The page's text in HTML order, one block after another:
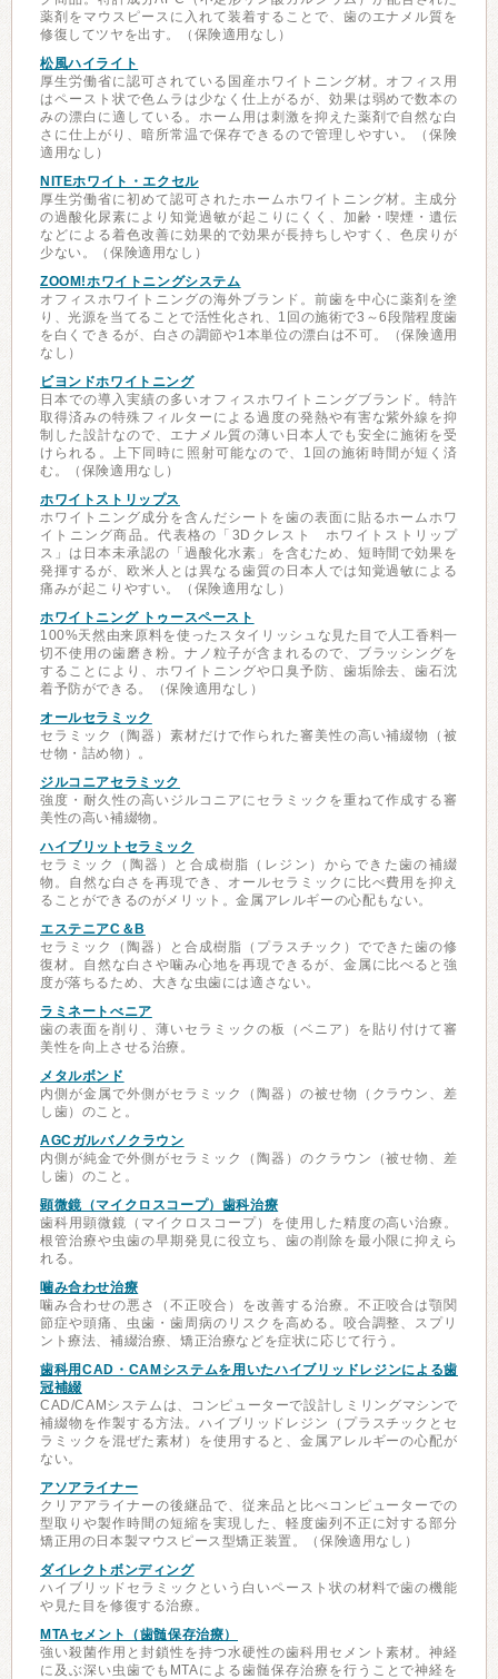
薬剤をマウスピースに入れて装着することで、歯のエナメル質を
修復してツヤを出す。（保険適用なし）
松風ハイライト
厚生労働省に認可されている国産ホワイトニング材。オフィス用
はペースト状で色ムラは少なく仕上がるが、効果は弱めで数本の
みの漂白に適している。ホーム用は刺激を抑えた薬剤で自然な白
さに仕上がり、暗所常温で保存できるので管理しやすい。（保険
適用なし）
NITEホワイト・エクセル
厚生労働省に初めて認可されたホームホワイトニング材。主成分
の過酸化尿素により知覚過敏が起こりにくく、加齢・喫煙・遺伝
などによる着色改善に効果的で効果が長持ちしやすく、色戻りが
少ない。（保険適用なし）
ZOOM!ホワイトニングシステム
オフィスホワイトニングの海外ブランド。前歯を中心に薬剤を塗
り、光源を当てることで活性化され、1回の施術で3～6段階程度歯
を白くできるが、白さの調節や1本単位の漂白は不可。（保険適用
なし）
ビヨンドホワイトニング
日本での導入実績の多いオフィスホワイトニングブランド。特許
取得済みの特殊フィルターによる過度の発熱や有害な紫外線を抑
制した設計なので、エナメル質の薄い日本人でも安全に施術を受
けられる。上下同時に照射可能なので、1回の施術時間が短く済
む。（保険適用なし）
ホワイトストリップス
ホワイトニング成分を含んだシートを歯の表面に貼るホームホワ
イトニング商品。代表格の「3Dクレスト ホワイトストリップ
ス」は日本未承認の「過酸化水素」を含むため、短時間で効果を
発揮するが、欧米人とは異なる歯質の日本人では知覚過敏による
痛みが起こりやすい。（保険適用なし）
ホワイトニング トゥースペースト
100%天然由来原料を使ったスタイリッシュな見た目で人工香料一
切不使用の歯磨き粉。ナノ粒子が含まれるので、ブラッシングを
することにより、ホワイトニングや口臭予防、歯垢除去、歯石沈
着予防ができる。（保険適用なし）
オールセラミック
セラミック（陶器）素材だけで作られた審美性の高い補綴物（被
せ物・詰め物）。
ジルコニアセラミック
強度・耐久性の高いジルコニアにセラミックを重ねて作成する審
美性の高い補綴物。
ハイブリットセラミック
セラミック（陶器）と合成樹脂（レジン）からできた歯の補綴
物。自然な白さを再現でき、オールセラミックに比べ費用を抑え
ることができるのがメリット。金属アレルギーの心配もない。
エステニアC＆B
セラミック（陶器）と合成樹脂（プラスチック）でできた歯の修
復材。自然な白さや噛み心地を再現できるが、金属に比べると強
度が落ちるため、大きな虫歯には適さない。
ラミネートべニア
歯の表面を削り、薄いセラミックの板（ベニア）を貼り付けて審
美性を向上させる治療。
メタルボンド
内側が金属で外側がセラミック（陶器）の被せ物（クラウン、差
し歯）のこと。
AGCガルバノクラウン
内側が純金で外側がセラミック（陶器）のクラウン（被せ物、差
し歯）のこと。
顕微鏡（マイクロスコープ）歯科治療
歯科用顕微鏡（マイクロスコープ）を使用した精度の高い治療。
根管治療や虫歯の早期発見に役立ち、歯の削除を最小限に抑えら
れる。
噛み合わせ治療
噛み合わせの悪さ（不正咬合）を改善する治療。不正咬合は顎関
節症や頭痛、虫歯・歯周病のリスクを高める。咬合調整、スプリ
ント療法、補綴治療、矯正治療などを症状に応じて行う。
歯科用CAD・CAMシステムを用いたハイブリッドレジンによる歯
冠補綴
CAD/CAMシステムは、コンピューターで設計しミリングマシンで
補綴物を作製する方法。ハイブリッドレジン（プラスチックとセ
ラミックを混ぜた素材）を使用すると、金属アレルギーの心配が
ない。
アソアライナー
クリアアライナーの後継品で、従来品と比べコンピューターでの
型取りや製作時間の短縮を実現した、軽度歯列不正に対する部分
矯正用の日本製マウスピース型矯正装置。（保険適用なし）
ダイレクトボンディング
ハイブリッドセラミックという白いペースト状の材料で歯の機能
や見た目を修復する治療。
MTAセメント（歯髄保存治療）
強い殺菌作用と封鎖性を持つ水硬性の歯科用セメント素材。神経
に及ぶ深い虫歯でもMTAによる歯髄保存治療を行うことで神経を